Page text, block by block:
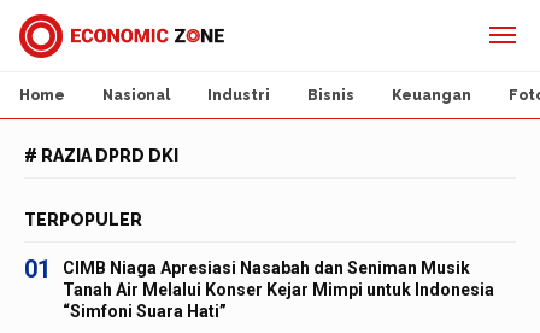
Home Nasional Industri Bisnis Keuangan
# RAZIA DPRD DKI
TERPOPULER
01
CIMB Niaga Apresiasi Nasabah dan Seniman Musik
Tanah Air Melalui Konser Kejar Mimpi untuk Indonesia
“Simfoni Suara Hati”